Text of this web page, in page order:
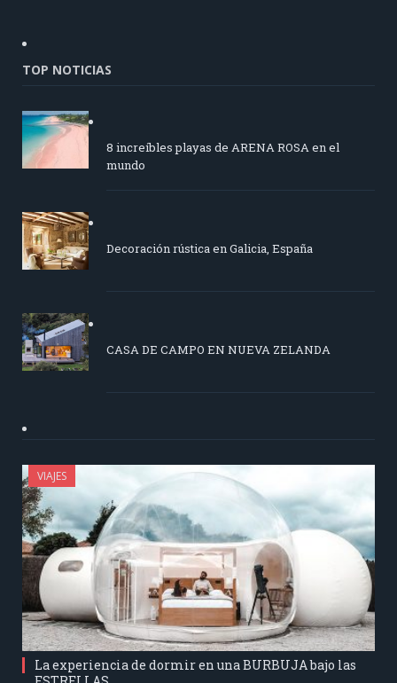
TOP NOTICIAS
8 increíbles playas de ARENA ROSA en el
mundo
Decoración rústica en Galicia, España
CASA DE CAMPO EN NUEVA ZELANDA
VIAJES
La experiencia de dormir en una BURBUJA bajo las